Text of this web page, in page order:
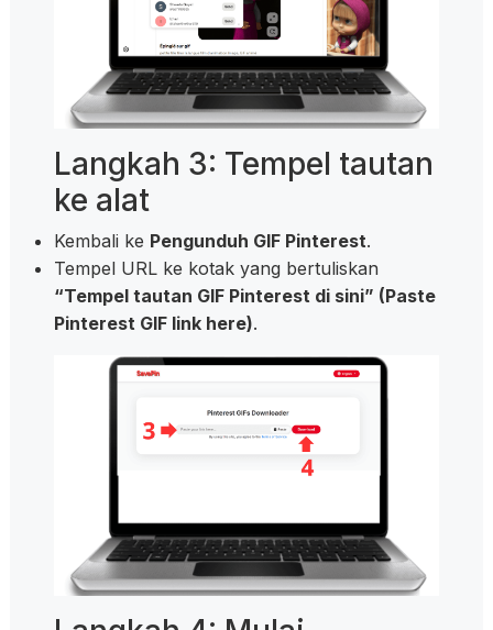
Langkah 3: Tempel tautan
ke alat
Kembali ke Pengunduh GIF Pinterest.
Tempel URL ke kotak yang bertuliskan
“Tempel tautan GIF Pinterest di sini” (Paste
Pinterest GIF link here).